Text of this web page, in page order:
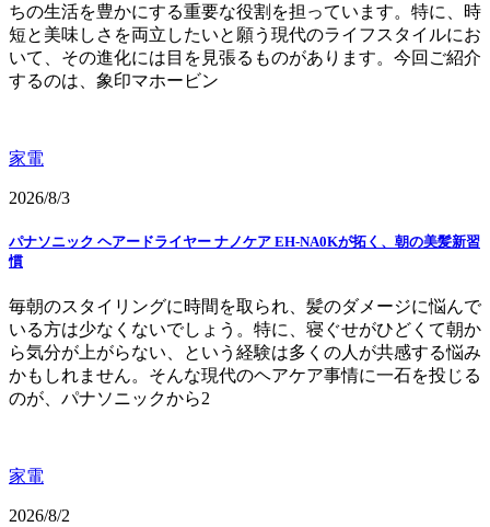
ちの生活を豊かにする重要な役割を担っています。特に、時
短と美味しさを両立したいと願う現代のライフスタイルにお
いて、その進化には目を見張るものがあります。今回ご紹介
するのは、象印マホービン
家電
2026/8/3
パナソニック ヘアードライヤー ナノケア EH-NA0Kが拓く、朝の美髪新習
慣
毎朝のスタイリングに時間を取られ、髪のダメージに悩んで
いる方は少なくないでしょう。特に、寝ぐせがひどくて朝か
ら気分が上がらない、という経験は多くの人が共感する悩み
かもしれません。そんな現代のヘアケア事情に一石を投じる
のが、パナソニックから2
家電
2026/8/2